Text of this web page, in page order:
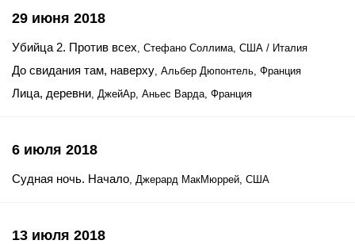
29 июня 2018
Убийца 2. Против всех, Стефано Соллима, США / Италия
До свидания там, наверху, Альбер Дюпонтель, Франция
Лица, деревни, ДжейАр, Аньес Варда, Франция
6 июля 2018
Судная ночь. Начало, Джерард МакМюррей, США
13 июля 2018